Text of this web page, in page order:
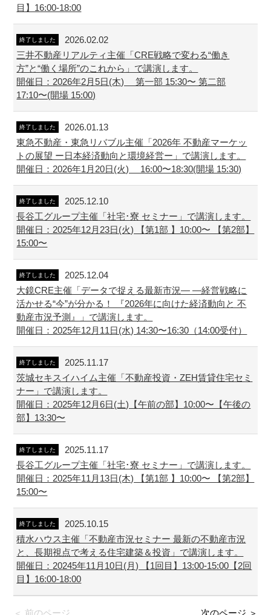
目】16:00-18:00
終了しました
2026.02.02
三井不動産リアルティ主催「CRE戦略で変わる“働き
方”と“働く場所”のこれから」で講演します。
開催日：2026年2月5日(木) 第一部 15:30〜 第二部
17:10〜(開場 15:00)
終了しました
2026.01.13
東急不動産・東急リバブル主催「2026年 不動産マーケッ
トの展望 ー日本経済動向と環境経営ー」で講演します。
開催日：2026年1月20日(火) 16:00〜18:30(開場 15:30)
終了しました
2025.12.10
長谷工グループ主催「社宅･寮 セミナー」で講演します。
開催日：2025年12月23日(火) 【第1部 】10:00〜 【第2部】
15:00〜
終了しました
2025.12.04
大鏡CRE主催「データで捉える最新市況― ―経営戦略に
活かせる“今”が分かる！ 『2026年に向けた経済動向と 不
動産市況予測』」で講演します。
開催日：2025年12月11日(水) 14:30〜16:30（14:00受付）
終了しました
2025.11.17
茨城セキスイハイム主催「不動産投資・ZEH賃貸住宅セミ
ナー」で講演します。
開催日：2025年12月6日(土)【午前の部】10:00〜【午後の
部】13:30〜
終了しました
2025.11.17
長谷工グループ主催「社宅･寮 セミナー」で講演します。
開催日：2025年11月13日(木) 【第1部 】10:00〜 【第2部】
15:00〜
終了しました
2025.10.15
積水ハウス主催「不動産市況セミナー 最新の不動産市況
と、長期視点で考える住宅建築＆投資」で講演します。
開催日：20245年11月10日(月) 【1回目】13:00-15:00【2回
目】16:00-18:00
＜ 前のページ 次のページ ＞